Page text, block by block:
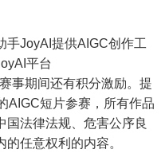
手JoyAI提供AIGC创作工
平台
事期间还有积分激励。提
AIGC短片参赛，所有作品
国法律法规、危害公序良
任意权利的内容。